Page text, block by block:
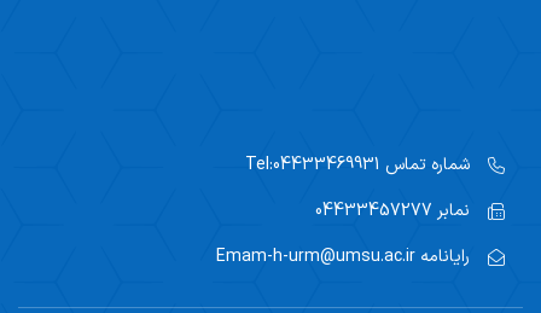
شماره تماس
نمابر
رایانامه